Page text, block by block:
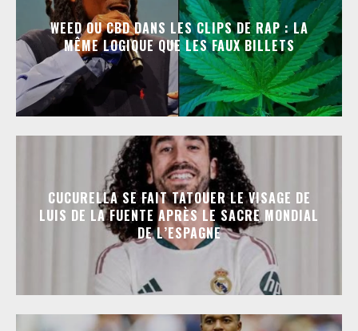
WEED OU CBD DANS LES CLIPS DE RAP : LA
MÊME LOGIQUE QUE LES FAUX BILLETS
CUCURELLA SE FAIT TATOUER LE VISAGE DE
LUIS DE LA FUENTE APRÈS LE SACRE MONDIAL
DE L’ESPAGNE